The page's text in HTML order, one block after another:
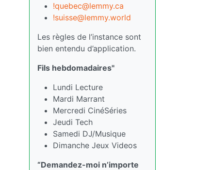
!quebec@lemmy.ca
!suisse@lemmy.world
Les règles de l’instance sont
bien entendu d’application.
Fils hebdomadaires"
Lundi Lecture
Mardi Marrant
Mercredi CinéSéries
Jeudi Tech
Samedi DJ/Musique
Dimanche Jeux Videos
“Demandez-moi n’importe